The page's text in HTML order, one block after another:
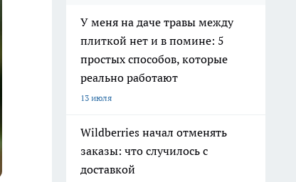
У меня на даче травы между
плиткой нет и в помине: 5
простых способов, которые
реально работают
13 июля
Wildberries начал отменять
заказы: что случилось с
доставкой